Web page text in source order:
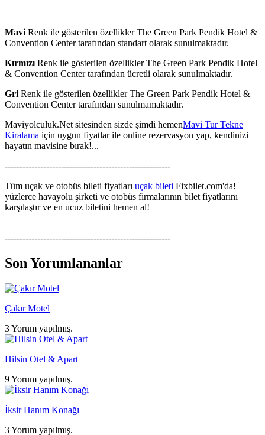
Mavi Renk ile gösterilen özellikler The Green Park Pendik Hotel &
Convention Center tarafından standart olarak sunulmaktadır.
Kırmızı Renk ile gösterilen özellikler The Green Park Pendik Hotel
& Convention Center tarafından ücretli olarak sunulmaktadır.
Gri Renk ile gösterilen özellikler The Green Park Pendik Hotel &
Convention Center tarafından sunulmamaktadır.
Maviyolculuk.Net sitesinden sizde şimdi hemenMavi Tur Tekne
Kiralama için uygun fiyatlar ile online rezervasyon yap, kendinizi
hayatın mavisine bırak!...
--------------------------------------------------------
Tüm uçak ve otobüs bileti fiyatları uçak bileti Fixbilet.com'da!
yüzlerce havayolu şirketi ve otobüs firmalarının bilet fiyatlarını
karşılaştır ve en ucuz biletini hemen al!
--------------------------------------------------------
Son Yorumlananlar
Çakır Motel
3 Yorum yapılmış.
Hilsin Otel & Apart
9 Yorum yapılmış.
İksir Hanım Konağı
3 Yorum yapılmış.